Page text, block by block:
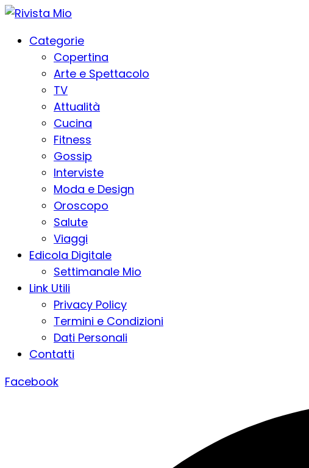
Categorie
Copertina
Arte e Spettacolo
TV
Attualità
Cucina
Fitness
Gossip
Interviste
Moda e Design
Oroscopo
Salute
Viaggi
Edicola Digitale
Settimanale Mio
Link Utili
Privacy Policy
Termini e Condizioni
Dati Personali
Contatti
Facebook